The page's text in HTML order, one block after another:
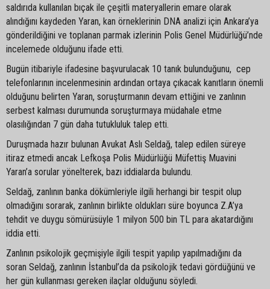
saldırıda kullanılan bıçak ile çeşitli materyallerin emare olarak
alındığını kaydeden Yaran, kan örneklerinin DNA analizi için Ankara’ya
gönderildiğini ve toplanan parmak izlerinin Polis Genel Müdürlüğü’nde
incelemede olduğunu ifade etti.
Bugün itibariyle ifadesine başvurulacak 10 tanık bulunduğunu, cep
telefonlarının incelenmesinin ardından ortaya çıkacak kanıtların önemli
olduğunu belirten Yaran, soruşturmanın devam ettiğini ve zanlının
serbest kalması durumunda soruşturmaya müdahale etme
olasılığından 7 gün daha tutukluluk talep etti.
Duruşmada hazır bulunan Avukat Aslı Seldağ, talep edilen süreye
itiraz etmedi ancak Lefkoşa Polis Müdürlüğü Müfettiş Muavini
Yaran’a sorular yönelterek, bazı iddialarda bulundu.
Seldağ, zanlının banka dökümleriyle ilgili herhangi bir tespit olup
olmadığını sorarak, zanlının birlikte oldukları süre boyunca Z.A’ya
tehdit ve duygu sömürüsüyle 1 milyon 500 bin TL para akatardığını
iddia etti.
Zanlının psikolojik geçmişiyle ilgili tespit yapılıp yapılmadığını da
soran Seldağ, zanlının İstanbul’da da psikolojik tedavi gördüğünü ve
her gün kullanması gereken ilaçlar olduğunu söyledi.